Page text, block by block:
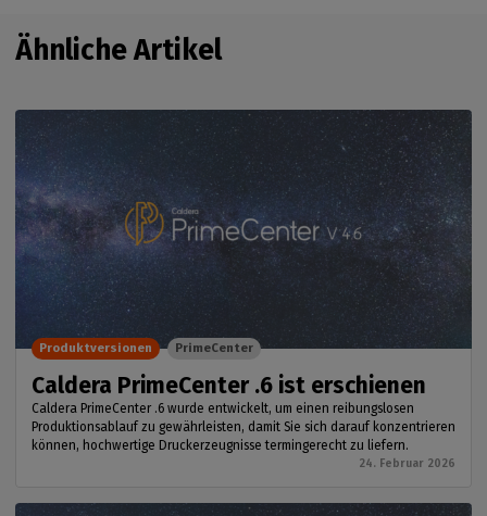
Ähnliche Artikel
Caldera PrimeCenter .6 ist erschienen
Caldera PrimeCenter .6 wurde entwickelt, um einen reibungslosen
Produktionsablauf zu gewährleisten, damit Sie sich darauf konzentrieren
können, hochwertige Druckerzeugnisse termingerecht zu liefern.
24. Februar 2026
Produktversionen PrimeCenter